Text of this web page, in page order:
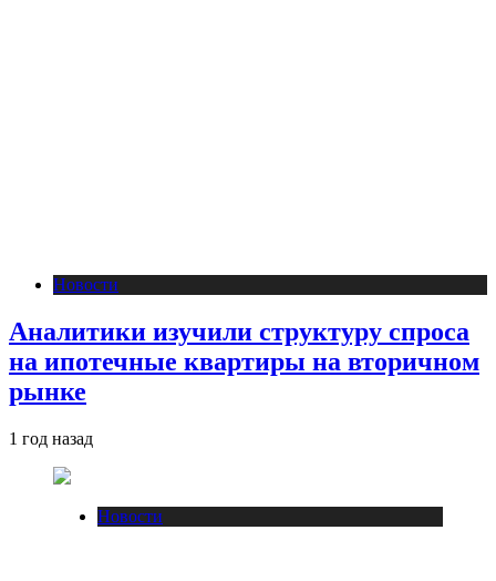
Новости
Аналитики изучили структуру спроса
на ипотечные квартиры на вторичном
рынке
1 год назад
Новости